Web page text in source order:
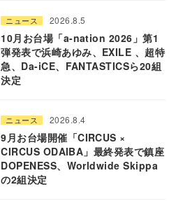
ニュース 2026.8.5
10月お台場「a-nation 2026」第1
弾発表で浜崎あゆみ、EXILE 、超特
急、Da-iCE、FANTASTICSら20組
決定
ニュース 2026.8.4
9月お台場開催「CIRCUS ×
CIRCUS ODAIBA」最終発表で鎮座
DOPENESS、Worldwide Skippa
の2組決定